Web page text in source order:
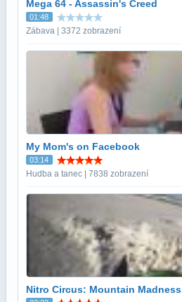
Mega 64 - Assassin's Creed
01:48
Zábava | 3372 zobrazení
My Mom's on Facebook
03:14
Hudba a tanec | 7838 zobrazení
Nitro Circus: Mountain Madness